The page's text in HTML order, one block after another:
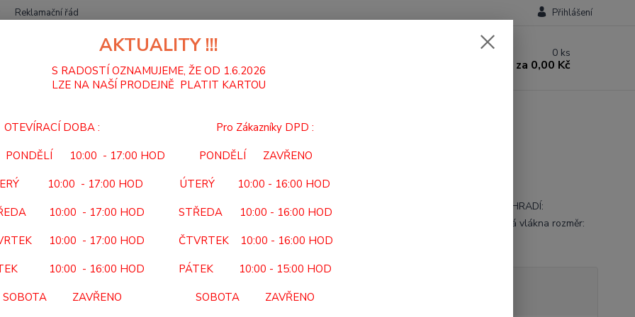
Reklamační řád Přihlášení
0 ks
za 0,00 Kč
ZDRAVOTNÍ PC 7
PC 7
KÓD POJIŠŤOVNY: - CENA: 699,- Kč POJIŠŤOVNA HRADÍ:
NEHRAZENO DOPLATEK: 699,- Kč POPIS: PES dutá vlákna rozměr:
60x35 cm Šířka: 60 cm Hloubka: 35 cm
AKTUALITY !!!
S RADOSTÍ OZNAMUJEME, ŽE OD 1.6.2026
LZE NA NAŠÍ PRODEJNĚ PLATIT KARTOU
OTEVÍRACÍ DOBA : Pro Zákazníky DPD :
PONDĚLÍ 10:00 - 17:00 HOD PONDĚLÍ ZAVŘENO
10:00 - 17:00 HOD ÚTERÝ 10:00 - 16:00 HOD
10:00 - 17:00 HOD STŘEDA 10:00 - 16:00 HOD
10:00 - 17:00 HOD ČTVRTEK 10:00 - 16:00 HOD
10:00 - 16:00 HOD PÁTEK 10:00 - 15:00 HOD
SOBOTA ZAVŘENO SOBOTA ZAVŘENO